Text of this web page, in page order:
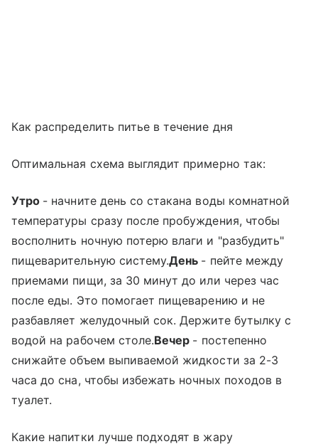
Как распределить питье в течение дня
Оптимальная схема выглядит примерно так:
Утро - начните день со стакана воды комнатной
температуры сразу после пробуждения, чтобы
восполнить ночную потерю влаги и "разбудить"
пищеварительную систему.День - пейте между
приемами пищи, за 30 минут до или через час
после еды. Это помогает пищеварению и не
разбавляет желудочный сок. Держите бутылку с
водой на рабочем столе.Вечер - постепенно
снижайте объем выпиваемой жидкости за 2-3
часа до сна, чтобы избежать ночных походов в
туалет.
Какие напитки лучше подходят в жару